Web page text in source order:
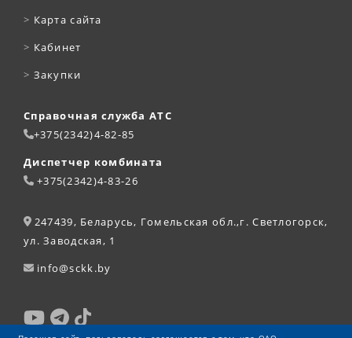
> Карта сайта
> Кабинет
> Закупки
Справочная служба АТС
+375(2342)4-82-85
Диспетчер комбината
+375(2342)4-83-26
247439, Беларусь, Гомельская обл.,г. Светлогорск,
ул. Заводская, 1
info@sckk.by